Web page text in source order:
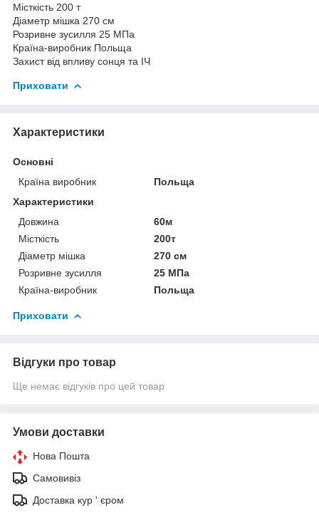
Місткість 200 т
Діаметр мішка 270 см
Розривне зусилля 25 МПа
Країна-виробник Польща
Захист від впливу сонця та ІЧ
Приховати
Характеристики
Основні
Країна виробник
Польща
Характеристики
Довжина
60м
Місткість
200т
Діаметр мішка
270 см
Розривне зусилля
25 МПа
Країна-виробник
Польща
Приховати
Відгуки про товар
Ще немає відгуків про цей товар
Умови доставки
Нова Пошта
Самовивіз
Доставка кур ' єром